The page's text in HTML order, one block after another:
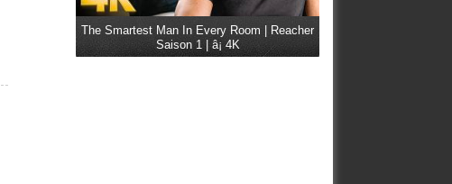
The Smartest Man In Every Room | Reacher
Saison 1 | â¡ 4K